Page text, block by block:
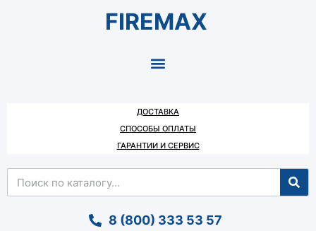
FIREMAX
ДОСТАВКА
СПОСОБЫ ОПЛАТЫ
ГАРАНТИИ И СЕРВИС
8 (800) 333 53 57